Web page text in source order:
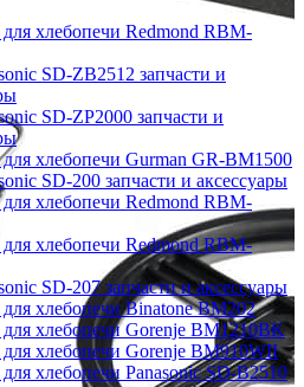
для хлебопечи Redmond RBM-
SD-ZB2512 запчасти и
SD-ZP2000 запчасти и
для хлебопечи Gurman GR-BM1500
SD-200 запчасти и аксессуары
для хлебопечи Redmond RBM-
для хлебопечи Redmond RBM-
SD-207 запчасти и аксессуары
для хлебопечи Binatone BM202
для хлебопечи Gorenje BM1210BK
для хлебопечи Gorenje BM910WII
для хлебопечи Panasonic SD-B2510